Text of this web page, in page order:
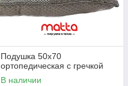
Подушка 50х70
ортопедическая с гречкой
В наличии